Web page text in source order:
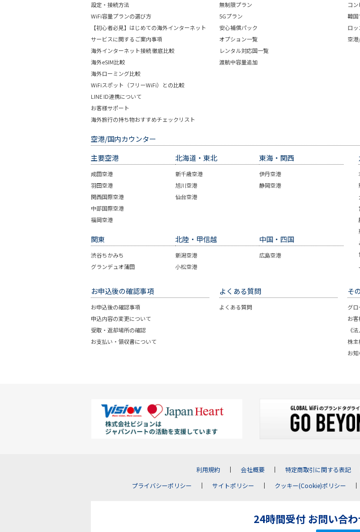
設定・接続方法
WiFi容量プランの選び方
【初心者必見】はじめての海外インターネット
サービスに関するご案内事項
海外インターネット接続 徹底比較
海外eSIM比較
海外ローミング比較
WiFiスポット（フリーWiFi）との比較
LINE ID連携について
お客様サポート
海外旅行の持ち物おすすめチェックリスト
無制限プラン
5Gプラン
安心補償パック
オプション一覧
レンタル対応国一覧
渡航中容量追加
コ
韓国
ロ
空港
空港/国内カウンター
主要空港
成田空港
羽田空港
関西国際空港
中部国際空港
福岡空港
北海道・東北
新千歳空港
旭川空港
仙台空港
東海・関西
伊丹空港
静岡空港
関東
渋谷ちかみち
グランデュオ蒲田
北陸・甲信越
新潟空港
小松空港
中国・四国
広島空港
お申込後の確認事項
お申込後の確認事項
申込内容の変更について
受取・返却場所の確認
お支払い・領収書について
よくある質問
よくある質問
そ
グ
お客
《
株主
お
利用規約 会社概要 特定商取引に関する表記
プライバシーポリシー
サイトポリシー クッキー(Cookie)ポリシー
24時間受付 お問い合